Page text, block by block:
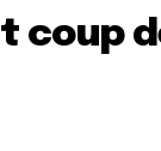
coup